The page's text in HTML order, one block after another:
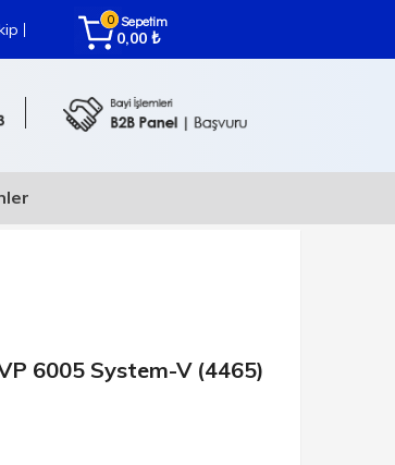
| 0 Sepetim
0,00 ₺
6005 System-V (4465)